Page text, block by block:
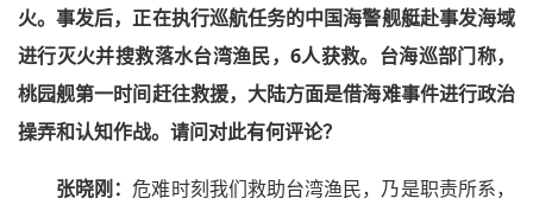
火。事发后，正在执行巡航任务的中国海警舰艇赴事发海域
进行灭火并搜救落水台湾渔民，6人获救。台海巡部门称，
桃园舰第一时间赶往救援，大陆方面是借海难事件进行政治
操弄和认知作战。请问对此有何评论？
张晓刚：危难时刻我们救助台湾渔民，乃是职责所系，